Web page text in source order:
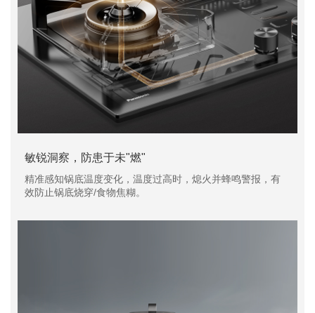
敏锐洞察，防患于未"燃"
精准感知锅底温度变化，温度过高时，熄火并蜂鸣警报，有
效防止锅底烧穿/食物焦糊。